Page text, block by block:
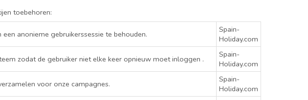
toebehoren:
anonieme gebruikerssessie te behouden.
Spain-
Holiday.com
zodat de gebruiker niet elke keer opnieuw moet inloggen .
Spain-
Holiday.com
voor onze campagnes.
Spain-
Holiday.com